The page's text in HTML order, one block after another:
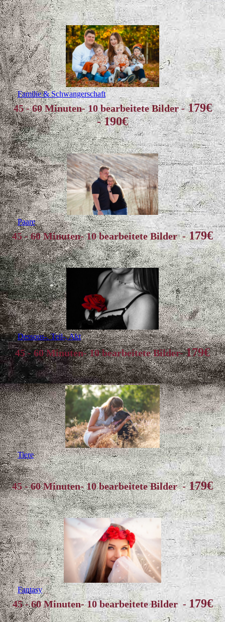
Familie & Schwangerschaft
45 - 60 Minuten- 10 bearbeitete Bilder -179€
- 190€
Paare
45 - 60 Minuten- 10 bearbeitete Bilder -179€
Dessous-. Teil-, Akt
45 - 60 Minuten- 10 bearbeitete Bilder-179€
Tiere
45 - 60 Minuten- 10 bearbeitete Bilder - 179€
Fantasy
45 - 60 Minuten- 10 bearbeitete Bilder -179€